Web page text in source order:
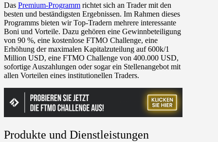
Das Premium-Programm richtet sich an Trader mit den
besten und beständigsten Ergebnissen. Im Rahmen dieses
Programms bieten wir Top-Tradern mehrere interessante
Boni und Vorteile. Dazu gehören eine Gewinnbeteiligung
von 90 %, eine kostenlose FTMO Challenge, eine
Erhöhung der maximalen Kapitalzuteilung auf 600k/1
Million USD, eine FTMO Challenge von 400.000 USD,
sofortige Auszahlungen oder sogar ein Stellenangebot mit
allen Vorteilen eines institutionellen Traders.
Produkte und Dienstleistungen